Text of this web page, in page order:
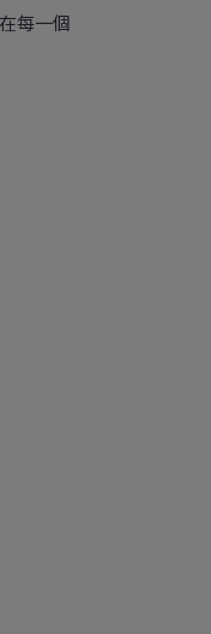
每一個